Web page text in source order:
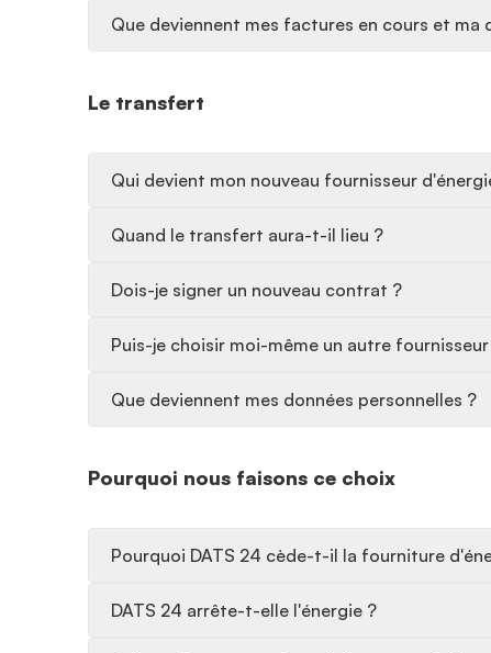
Que deviennent mes factures en cours et ma
Le transfert
Qui devient mon nouveau fournisseur
Quand le transfert aura-t-il lieu ?
Dois-je signer un nouveau contrat ?
Puis-je choisir moi-même un autre
Que deviennent mes données personnelles ?
Pourquoi nous faisons ce choix
Pourquoi DATS 24 cède-t-il la fourniture
DATS 24 arrête-t-elle l'énergie ?